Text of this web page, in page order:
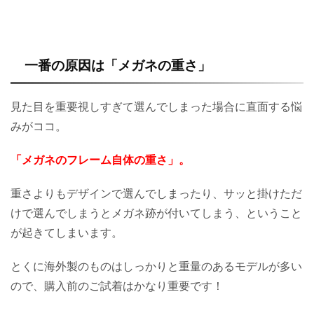
一番の原因は「メガネの重さ」
見た目を重要視しすぎて選んでしまった場合に直面する悩
みがココ。
「メガネのフレーム自体の重さ」。
重さよりもデザインで選んでしまったり、サッと掛けただ
けで選んでしまうとメガネ跡が付いてしまう、ということ
が起きてしまいます。
とくに海外製のものはしっかりと重量のあるモデルが多い
ので、購入前のご試着はかなり重要です！